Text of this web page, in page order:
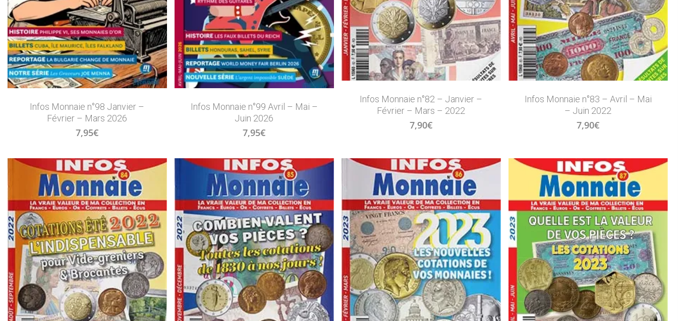
Infos Monnaie n°98 Janvier –
Février – Mars 2026
7,95€
Infos Monnaie n°99 Avril – Mai –
Juin 2026
7,95€
Infos Monnaie n°82 – Janvier –
Février – Mars – 2022
7,90€
Infos Monnaie n°83 – Avril – Mai
– Juin 2022
7,90€